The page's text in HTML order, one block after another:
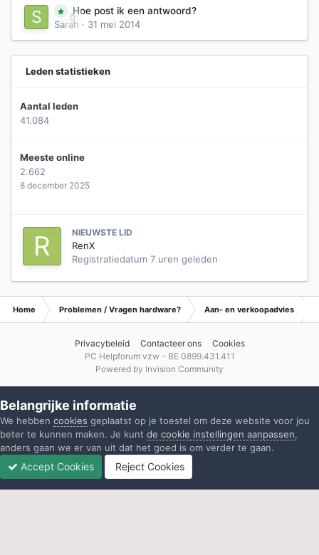
0
Hoe post ik een antwoord?
Sarah · 31 mei 2014
Leden statistieken
Aantal leden
41.084
Meeste online
2.662
8 december 2025
NIEUWSTE LID
RenX
Registratiedatum 7 uren geleden
Home Problemen / Vragen hardware? Aan- en verkoopadvies
Privacybeleid Contacteer ons
Cookies
PC Helpforum vzw - BE 0899.431.411
Powered by Invision Community
Belangrijke informatie
We hebben cookies geplaatst op je toestel om deze website voor jou
beter te kunnen maken. Je kunt de cookie instellingen aanpassen,
anders gaan we er van uit dat het goed is om verder te gaan.
Accept Cookies Reject Cookies
Ongelezen